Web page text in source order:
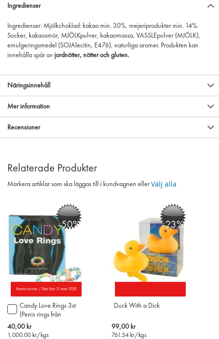
Ingredienser
Ingredienser: Mjölkchoklad: kakao min. 30%, mejeriprodukter min. 14%.
Socker, kakaosmör, MJÖLKpulver, kakaomassa, VASSLEpulver (MJÖLK),
emulgeringsmedel (SOJAlecitin, E476), naturliga aromer. Produkten kan
innehålla spår av jordnötter, nötter och gluten.
Näringsinnehåll
Mer information
Recensioner
Relaterade Produkter
Markera artiklar som ska läggas till i kundvagnen eller Välj alla
-50%
Parasta ennen / Bäst före 31 mars 2028
Candy Love Rings 3st
(Penis rings från
Finland)
Special
Price
40,00 kr
1,000.00 kr/kgs
Lägg
till
i
varukorgen
-23%
Duck With a Dick
Special
Price
99,00 kr
761.54 kr/kgs